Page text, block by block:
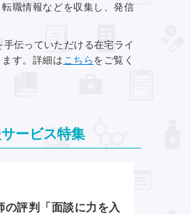
職情報などを収集し、発信
伝っていただける在宅ライ
す。詳細は こちらをご覧く
ービス特集
の評判「面談に力を入